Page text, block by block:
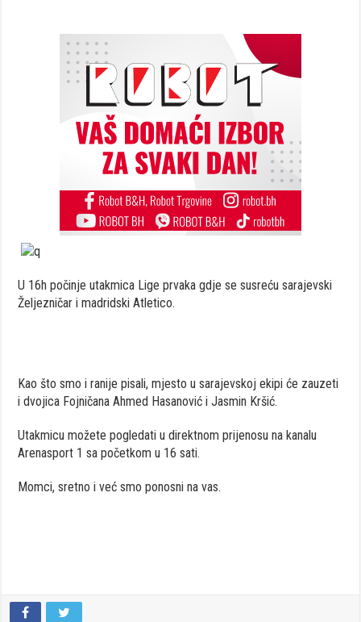
U 16h počinje utakmica Lige prvaka gdje se susreću sarajevski
Željezničar i madridski Atletico.
Kao što smo i ranije pisali, mjesto u sarajevskoj ekipi će zauzeti
i dvojica Fojničana Ahmed Hasanović i Jasmin Kršić.
Utakmicu možete pogledati u direktnom prijenosu na kanalu
Arenasport 1 sa početkom u 16 sati.
Momci, sretno i već smo ponosni na vas.